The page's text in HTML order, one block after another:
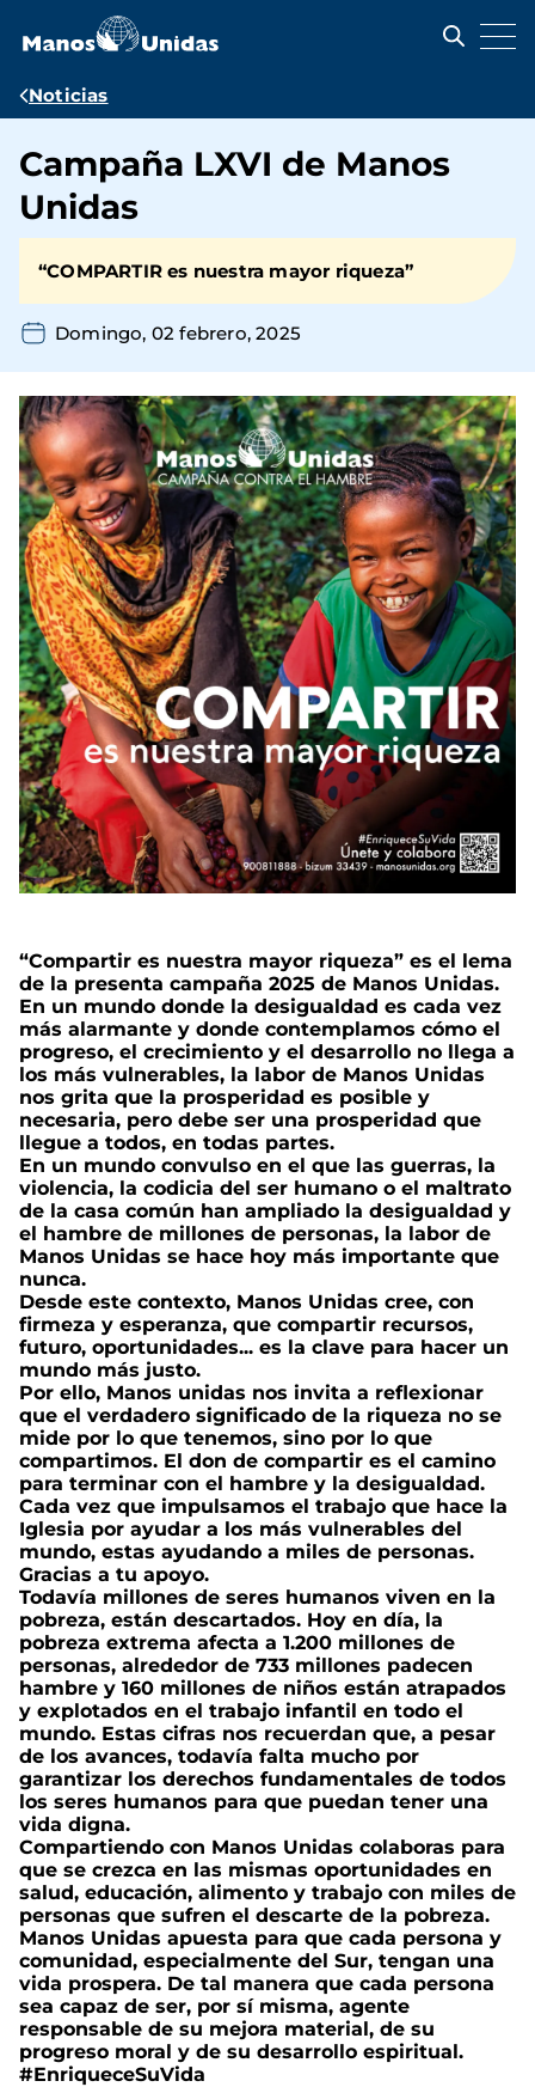
contenido
Ruta
navegación
Noticias
Campaña LXVI de Manos
Unidas
“COMPARTIR es nuestra mayor riqueza”
Domingo, 02 febrero, 2025
“Compartir es nuestra mayor riqueza” es el lema
de la presenta campaña 2025 de Manos Unidas.
En un mundo donde la desigualdad es cada vez
más alarmante y donde contemplamos cómo el
progreso, el crecimiento y el desarrollo no llega a
los más vulnerables, la labor de Manos Unidas
nos grita que la prosperidad es posible y
necesaria, pero debe ser una prosperidad que
llegue a todos, en todas partes.
En un mundo convulso en el que las guerras, la
violencia, la codicia del ser humano o el maltrato
de la casa común han ampliado la desigualdad y
el hambre de millones de personas, la labor de
Manos Unidas se hace hoy más importante que
nunca.
Desde este contexto, Manos Unidas cree, con
firmeza y esperanza, que compartir recursos,
futuro, oportunidades... es la clave para hacer un
mundo más justo.
Por ello, Manos unidas nos invita a reflexionar
que el verdadero significado de la riqueza no se
mide por lo que tenemos, sino por lo que
compartimos. El don de compartir es el camino
para terminar con el hambre y la desigualdad.
Cada vez que impulsamos el trabajo que hace la
Iglesia por ayudar a los más vulnerables del
mundo, estas ayudando a miles de personas.
Gracias a tu apoyo.
Todavía millones de seres humanos viven en la
pobreza, están descartados. Hoy en día, la
pobreza extrema afecta a 1.200 millones de
personas, alrededor de 733 millones padecen
hambre y 160 millones de niños están atrapados
y explotados en el trabajo infantil en todo el
mundo. Estas cifras nos recuerdan que, a pesar
de los avances, todavía falta mucho por
garantizar los derechos fundamentales de todos
los seres humanos para que puedan tener una
vida digna.
Compartiendo con Manos Unidas colaboras para
que se crezca en las mismas oportunidades en
salud, educación, alimento y trabajo con miles de
personas que sufren el descarte de la pobreza.
Manos Unidas apuesta para que cada persona y
comunidad, especialmente del Sur, tengan una
vida prospera. De tal manera que cada persona
sea capaz de ser, por sí misma, agente
responsable de su mejora material, de su
progreso moral y de su desarrollo espiritual.
#EnriqueceSuVida